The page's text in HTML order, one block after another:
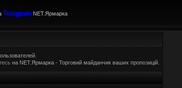
Telegram NET.Ярмарка
на NET.Ярмарка - Торговий майданчик ваших пропозицій.